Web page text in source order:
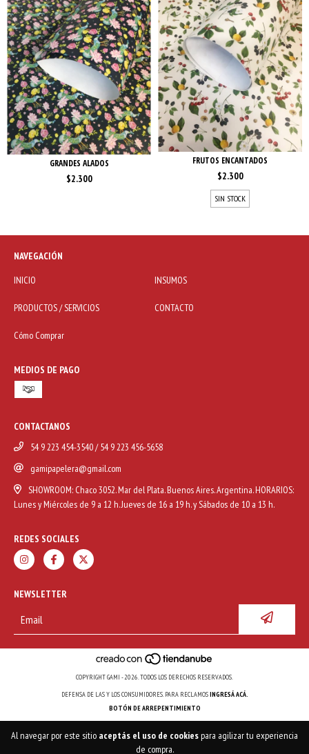
Al navegar por este sitio aceptás el uso de cookiespara agilizar tu experiencia
de compra.
GRANDES ALADOS
$2.300
FRUTOS ENCANTADOS
$2.300
SIN STOCK
NAVEGACIÓN
INICIO
INSUMOS
PRODUCTOS / SERVICIOS CONTACTO
Cómo Comprar
MEDIOS DE PAGO
CONTACTANOS
54 9 223 454-3540 / 54 9 223 456-5658
gamipapelera@gmail.com
SHOWROOM: Chaco 3052. Mar del Plata. Buenos Aires. Argentina. HORARIOS:
Lunes y Miércoles de 9 a 12 h. Jueves de 16 a 19 h. y Sábados de 10 a 13 h.
REDES SOCIALES
NEWSLETTER
COPYRIGHT GAMI - 2026. TODOS LOS DERECHOS RESERVADOS.
DEFENSA DE LAS Y LOS CONSUMIDORES. PARA RECLAMOSINGRESÁ ACÁ.
BOTÓN DE ARREPENTIMIENTO